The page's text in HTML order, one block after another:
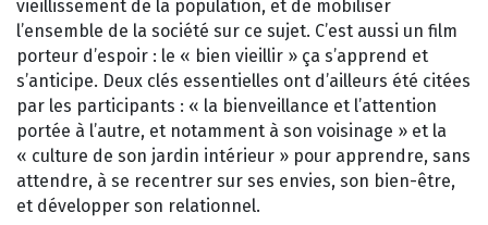
vieillissement de la population, et de mobiliser
l’ensemble de la société sur ce sujet. C’est aussi un film
porteur d’espoir : le « bien vieillir » ça s’apprend et
s’anticipe. Deux clés essentielles ont d’ailleurs été citées
par les participants : « la bienveillance et l’attention
portée à l’autre, et notamment à son voisinage » et la
« culture de son jardin intérieur » pour apprendre, sans
attendre, à se recentrer sur ses envies, son bien-être,
et développer son relationnel.